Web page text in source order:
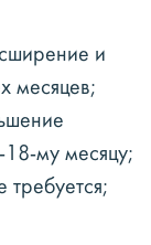
и
месяцев;
18-му месяцу;
требуется;